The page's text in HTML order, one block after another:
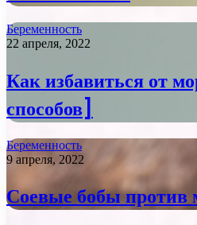
Беременность
22 апреля, 2022
Как избавиться от
способов]
Беременность
9 апреля, 2022
Соевые бобы